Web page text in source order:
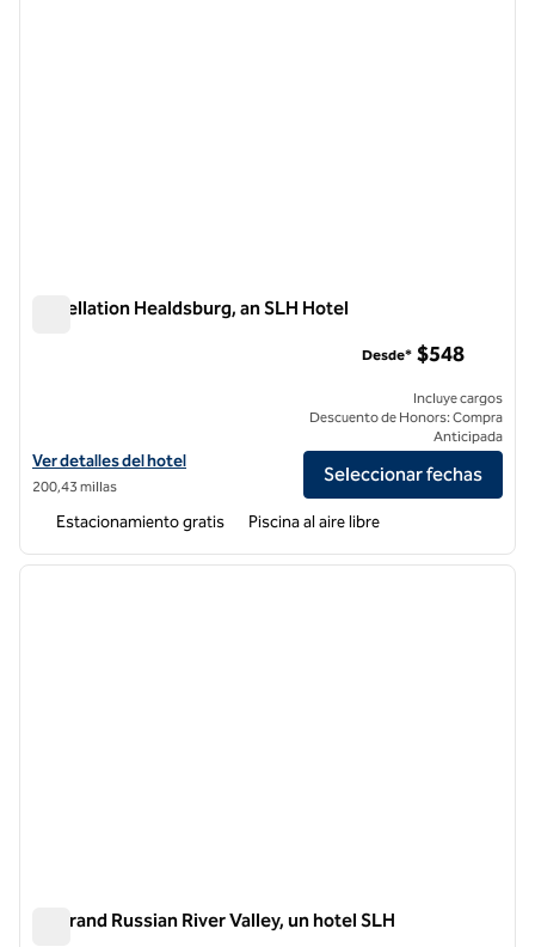
Appellation Healdsburg, an SLH Hotel
Ver detalles del hotel para Appellation Healdsburg, an SLH Hotel
Ver detalles del hotel
200,43 millas
Desde* $548
Incluye cargos
Descuento de Honors: Compra
Anticipada
Seleccionar fechas
Estacionamiento gratis Piscina al aire libre
1 de 9
Stavrand Russian River Valley, un hotel SLH